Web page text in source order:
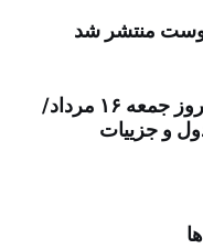
منتشر شد
قیمت طلا و سکه امروز جمعه ۱۶ مرداد/
و جزییات